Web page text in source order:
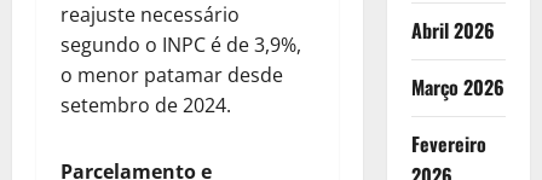
reajuste necessário
segundo o INPC é de 3,9%,
o menor patamar desde
setembro de 2024.
Parcelamento e
Abril 2026
Março 2026
Fevereiro